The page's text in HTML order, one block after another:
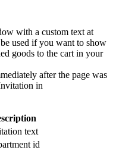
with a custom text at
used if you want to show
goods to the cart in your
after the page was
in
text
id